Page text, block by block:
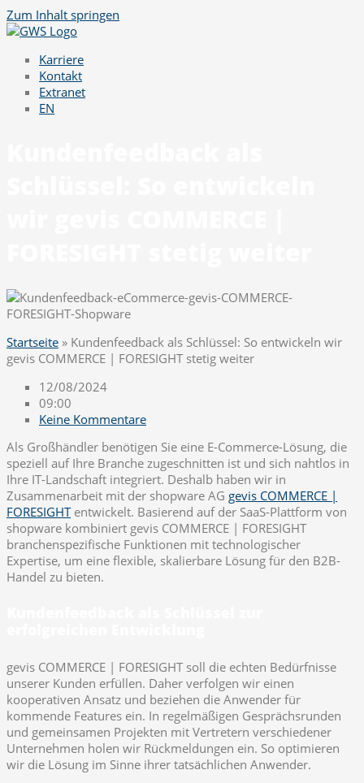
Zum Inhalt springen
Karriere
Kontakt
Extranet
EN
Startseite » Kundenfeedback als Schlüssel: So entwickeln wir
gevis COMMERCE | FORESIGHT stetig weiter
12/08/2024
09:00
Keine Kommentare
Als Großhändler benötigen Sie eine E-Commerce-Lösung, die
speziell auf Ihre Branche zugeschnitten ist und sich nahtlos in
Ihre IT-Landschaft integriert. Deshalb haben wir in
Zusammenarbeit mit der shopware AG gevis COMMERCE |
FORESIGHTentwickelt. Basierend auf der SaaS-Plattform von
shopware kombiniert gevis COMMERCE | FORESIGHT
branchenspezifische Funktionen mit technologischer
Expertise, um eine flexible, skalierbare Lösung für den B2B-
Handel zu bieten.
gevis COMMERCE | FORESIGHT soll die echten Bedürfnisse
unserer Kunden erfüllen. Daher verfolgen wir einen
kooperativen Ansatz und beziehen die Anwender für
kommende Features ein. In regelmäßigen Gesprächsrunden
und gemeinsamen Projekten mit Vertretern verschiedener
Unternehmen holen wir Rückmeldungen ein. So optimieren
wir die Lösung im Sinne ihrer tatsächlichen Anwender.